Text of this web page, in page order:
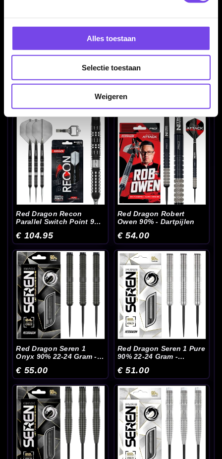
Alles toestaan
Selectie toestaan
Weigeren
Red Dragon Razor Edge
Spectron 85% -
Red Dragon Recon 90%
Parallel - Dartpijlen
€ 96.00
Red Dragon Recon
Parallel Switch Point 90%
€ 104.95
Red Dragon Robert
Owen 90% - Dartpijlen
€ 54.00
Red Dragon Seren 1
Onyx 90% 22-24 Gram -
€ 55.00
Red Dragon Seren 1 Pure
90% 22-24 Gram -
€ 51.00